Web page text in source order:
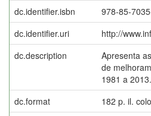
dc.identifier.isbn
978-85-
dc.identifier.uri
http://
dc.description
Apresenta
de
1981 a 2013.
dc.format
182 p. il.